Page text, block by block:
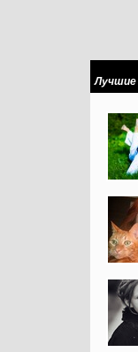
Лучшие